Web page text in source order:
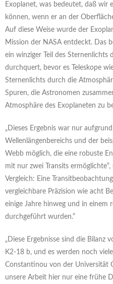
Exoplanet, was bedeutet, daß wir
können, wenn er an der
Auf diese Weise wurde der
Mission der NASA entdeckt. Das
ein winziger Teil des Sternenlichts
durchquert, bevor es Teleskope
Sternenlichts durch die
Spuren, die Astronomen
Atmosphäre des Exoplaneten zu
„Dieses Ergebnis war nur
Wellenlängenbereichs und der
Webb möglich, die eine robuste
mit nur zwei Transits
Vergleich: Eine
vergleichbare Präzision wie acht
einige Jahre hinweg und in einem
durchgeführt wurden.“
„Diese Ergebnisse sind die Bilanz
K2-18 b, und es werden noch
Constantinou von der Universität
unsere Arbeit hier nur eine frühe